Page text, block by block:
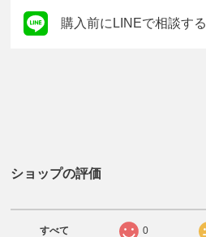
購入前にLINEで相談する
ショップの評価
すべて 0